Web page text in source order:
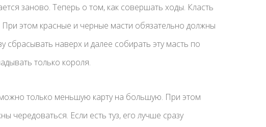
заново. Теперь о том, как совершать ходы. Класть
этом красные и черные масти обязательно должны
сбрасывать наверх и далее собирать эту масть по
только короля.
только меньшую карту на большую. При этом
чередоваться. Если есть туз, его лучше сразу